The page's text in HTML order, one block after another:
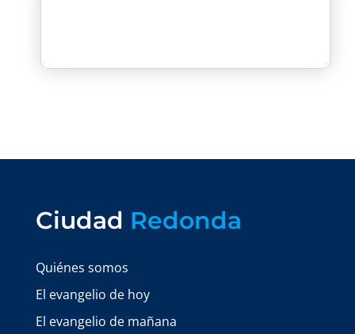
Ciudad Redonda
Quiénes somos
El evangelio de hoy
El evangelio de mañana